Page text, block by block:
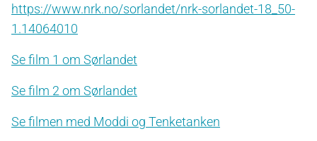
https://www.nrk.no/sorlandet/nrk-sorlandet-18_50-
1.14064010
Se film 1 om Sørlandet
Se film 2 om Sørlandet
Se filmen med Moddi og Tenketanken